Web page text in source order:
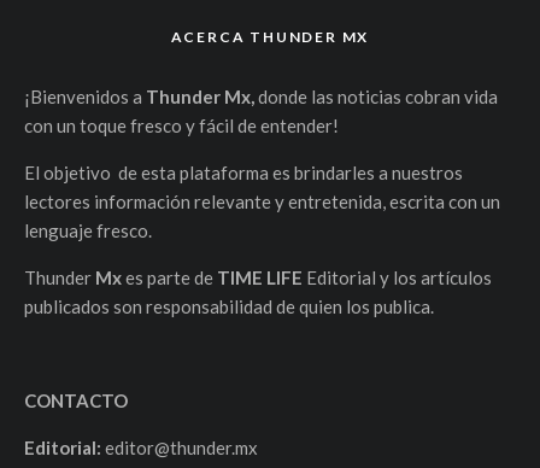
ACERCA THUNDER MX
¡Bienvenidos a Thunder Mx,donde las noticias cobran vida
con un toque fresco y fácil de entender!
El objetivo de esta plataforma es brindarles a nuestros
lectores información relevante y entretenida, escrita con un
lenguaje fresco.
Thunder Mxes parte de TIME LIFE Editorial y los artículos
publicados son responsabilidad de quien los publica.
CONTACTO
Editorial: editor@thunder.mx